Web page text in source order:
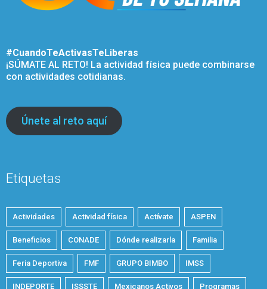
#CuandoTeActivasTeLiberas
¡SÚMATE AL RETO! La actividad física puede combinarse
con actividades cotidianas.
Únete al reto aquí
Etiquetas
Actividades Actividad física Actívate ASPEN
Beneficios CONADE Dónde realizarla Familia
Feria Deportiva FMF GRUPO BIMBO IMSS
INDEPORTE ISSSTE Mexicanos Activos Programas